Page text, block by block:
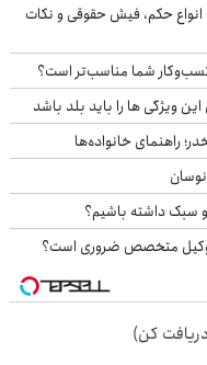
حکم، فیش حقوقی و نکات
کسب‌وکار شما مناسب‌تر است؟
ویژگی ها را باید بلد باشد
سبک داشته باشیم؟
وکیل متخصص ضروری است؟